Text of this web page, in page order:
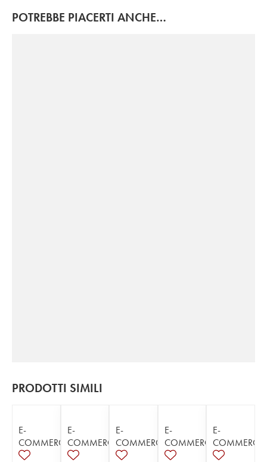
POTREBBE PIACERTI ANCHE…
PRODOTTI SIMILI
E-
COMMERCE
E-
COMMERCE
E-
COMMERCE
E-
COMMERCE
E-
COMMERCE